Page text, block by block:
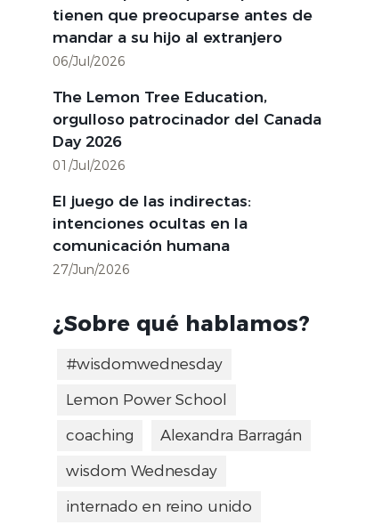
tienen que preocuparse antes de
mandar a su hijo al extranjero
06/Jul/2026
The Lemon Tree Education,
orgulloso patrocinador del Canada
Day 2026
01/Jul/2026
El juego de las indirectas:
intenciones ocultas en la
comunicación humana
27/Jun/2026
¿Sobre qué hablamos?
#wisdomwednesday
Lemon Power School
coaching
Alexandra Barragán
wisdom Wednesday
internado en reino unido